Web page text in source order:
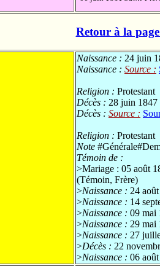
Retour à la
Naissance : 24 juin
Naissance : Source :
Religion : Protestant
Décès : 28 juin 1847
Décès : Source :
Religion : Protestant
Note
Témoin de :
>Mariage : 05 août
(Témoin, Frère)
>Naissance : 24
>Naissance : 14
>Naissance : 09 mai
>Naissance : 29 mai
>Naissance : 27
>Décès : 22
>Naissance : 06